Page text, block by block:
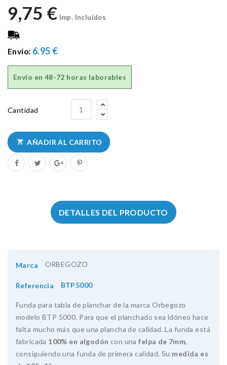
9,75 € Imp. Incluidos
Envío: 6.95 €
Envío en 48-72 horas laborables
Cantidad
 AÑADIR AL CARRITO
DETALLES DEL PRODUCTO
Marca ORBEGOZO
Referencia BTP5000
Funda para tabla de planchar de la marca Orbegozo
modelo BTP 5000. Para que el planchado sea idóneo hace
falta mucho más que una plancha de calidad. La funda está
fabricada 100% en algodón con unafelpa de 7mm,
consiguiendo una funda de primera calidad. Su medida es